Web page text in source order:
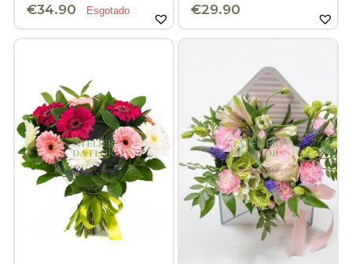
Rosas
Namorados
Composições Florais
Arranjos Fúnebres
Casamentos e Eventos
Ramos e Bouquets
Plantas/Orquídeas
Jarras Florais
€34.90 Esgotado €29.90